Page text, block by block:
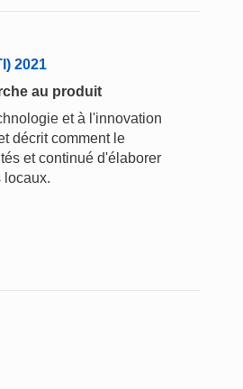
2021
au produit
et à l'innovation
décrit comment le
et continué d'élaborer
locaux.